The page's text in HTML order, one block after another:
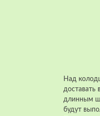
Над
доставать
длинным
будут